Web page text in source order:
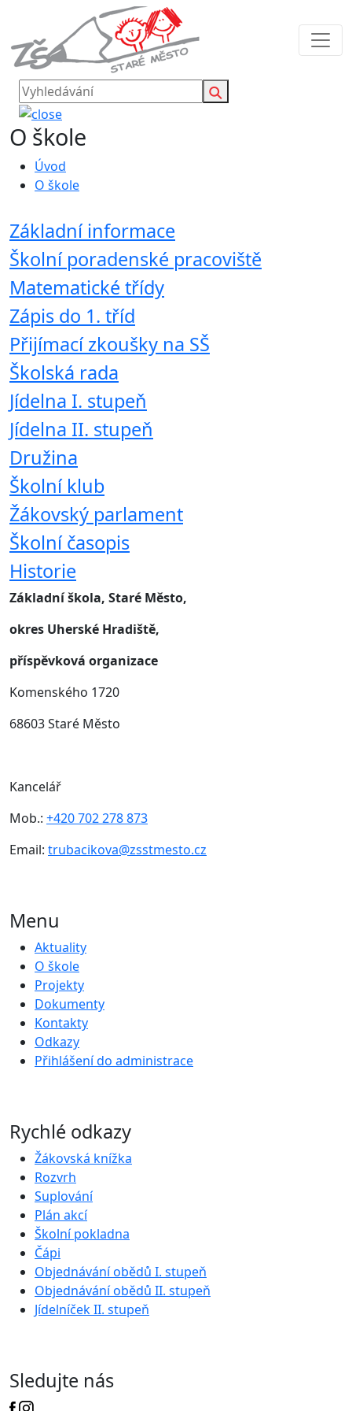
O škole
Úvod
O škole
Základní informace
Školní poradenské pracoviště
Matematické třídy
Zápis do 1. tříd
Přijímací zkoušky na SŠ
Školská rada
Jídelna I. stupeň
Jídelna II. stupeň
Družina
Školní klub
Žákovský parlament
Školní časopis
Historie
Základní škola, Staré Město,
okres Uherské Hradiště,
příspěvková organizace
Komenského 1720
68603 Staré Město
Kancelář
Mob.: +420 702 278 873
Email: trubacikova@zsstmesto.cz
Menu
Aktuality
O škole
Projekty
Dokumenty
Kontakty
Odkazy
Přihlášení do administrace
Rychlé odkazy
Žákovská knížka
Rozvrh
Suplování
Plán akcí
Školní pokladna
Čápi
Objednávání obědů I. stupeň
Objednávání obědů II. stupeň
Jídelníček II. stupeň
Sledujte nás